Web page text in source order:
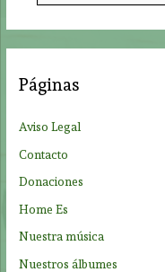
r
:
Páginas
Aviso Legal
Contacto
Donaciones
Home Es
Nuestra música
Nuestros álbumes